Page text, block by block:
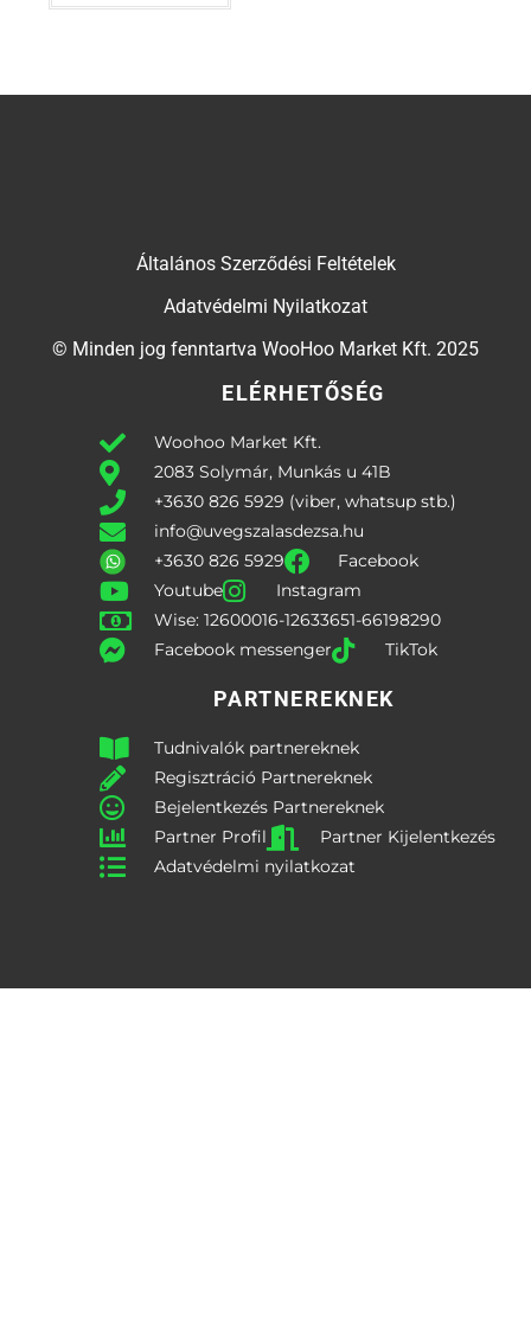
Általános Szerződési Feltételek
Adatvédelmi Nyilatkozat
© Minden jog fenntartva WooHoo Market Kft. 2025
ELÉRHETŐSÉG
Woohoo Market Kft.
2083 Solymár, Munkás u 41B
+3630 826 5929 (viber, whatsup stb.)
info@uvegszalasdezsa.hu
+3630 826 5929
Facebook
Youtube
Instagram
Wise: 12600016-12633651-66198290
Facebook messenger
TikTok
PARTNEREKNEK
Tudnivalók partnereknek
Regisztráció Partnereknek
Bejelentkezés Partnereknek
Partner Profil
Partner Kijelentkezés
Adatvédelmi nyilatkozat